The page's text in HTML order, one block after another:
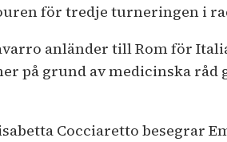
för tredje turneringen i
anländer till Rom för
på grund av medicinska råd
Cocciaretto besegrar